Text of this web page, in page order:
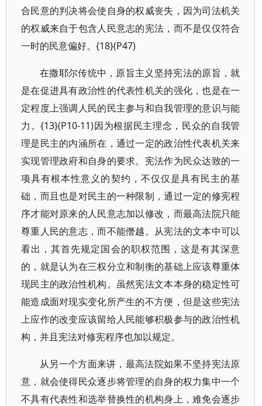
合民意的判决将会使自身的权威丧失，因为司法机关
的权威来自于包含人民意志的宪法，而不是仅仅符合
一时的民意偏好。{18}(P47)
在撒耶尔传统中，原旨主义坚持宪法的原旨，就
是在促进具有政治性的代表性机关的强化，也是在一
定程度上强调人民的民主参与和自我管理的意识与能
力。{13}(P10-11)因为根据民主理念，民众的自我管
理是民主的内涵所在，通过一定的政治性代表机关来
实现管理政府和自身的要求。宪法作为民众达致的一
项具有根本性意义的契约，不仅仅是具有民主的基
础，而且也是对民主的一种限制，通过一定的修宪程
序才能对原来的人民意志加以修改，而最高法院只能
尊重人民的意志，而不能僭越。从宪法的文本中可以
看出，其首先规定国会的职权范围，这是有其深意
的，就是认为在三权分立和制衡的基础上应该尊重体
现民主的政治性机构。虽然宪法文本本身的稳定性可
能造成面对现实变化所产生的不方便，但是这些宪法
上应作的改变应该留给人民能够积极参与的政治性机
构，并且宪法对修宪程序也加以规定。
从另一个方面来讲，最高法院如果不坚持宪法原
意，就会使得民众逐步将管理的自身的权力集中一个
不具有代表性和选举替换性的机构身上，难免会逐步